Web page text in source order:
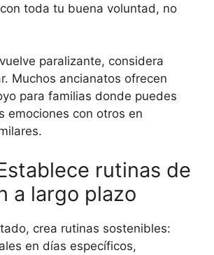
toda tu buena voluntad, no
paralizante, considera
Muchos ancianatos ofrecen
para familias donde puedes
emociones con otros en
rutinas de
a largo plazo
crea rutinas sostenibles:
en días específicos,